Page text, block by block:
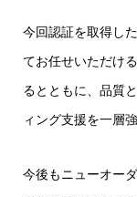
今回認証を取得し
てお任せいただけ
るとともに、品質
ィング支援を一層
今後もニューオー